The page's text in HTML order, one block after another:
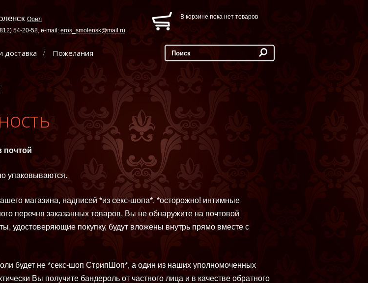
Орел
54-20-58, e-mail: eros_smolensk@mail.ru
В корзине пока нет товаров
доставка Пожелания
почтой
упаковываются.
магазина, надписей *из секс-шопа*, *осторожно! интимные
перечня заказанных товаров, Вы не обнаружите на почтовой
удостоверяющие покупку, будут вложены внутрь прямо вместе с
будет не *секс-шоп СтрипШоп*, а один из наших уполномоченных
Вы получите бандероль от частного лица и в качестве обратного